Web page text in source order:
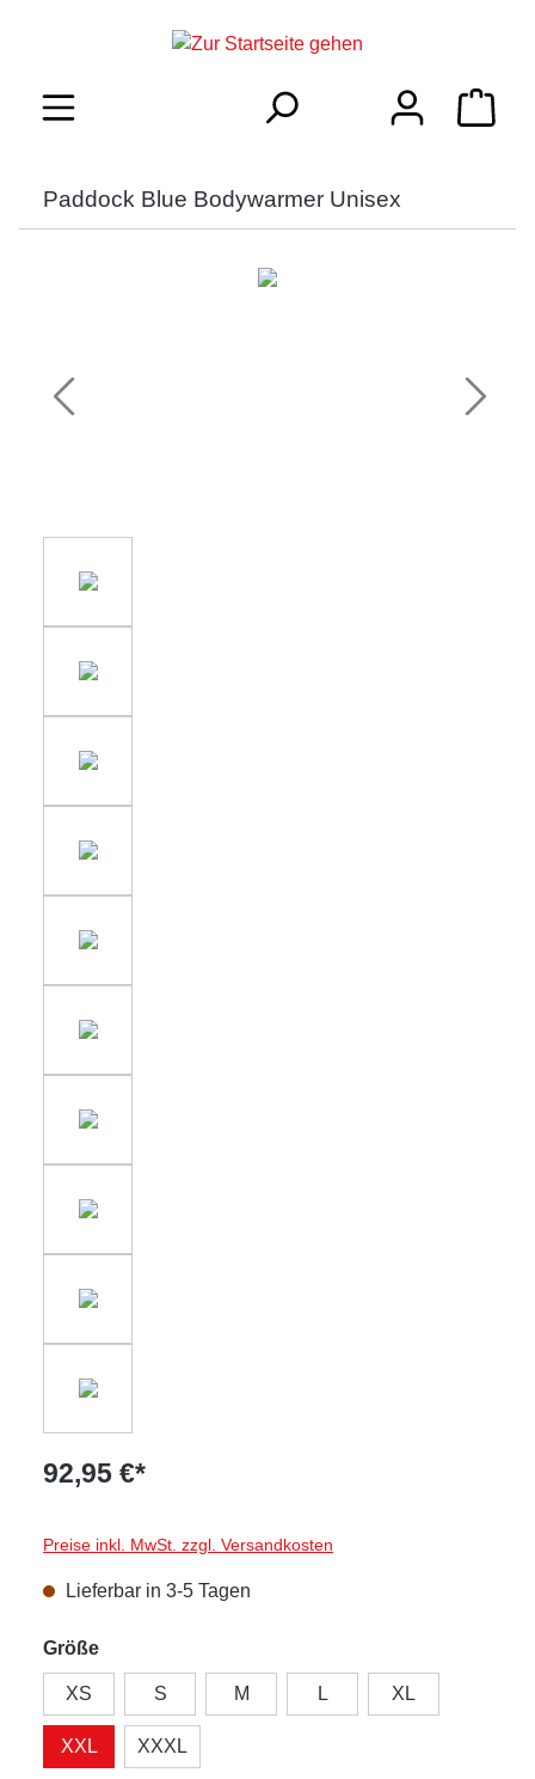
Paddock Blue Bodywarmer Unisex
92,95 €*
Preise inkl. MwSt. zzgl. Versandkosten
Lieferbar in 3-5 Tagen
Größe
XS S M L XL
XXL XXXL